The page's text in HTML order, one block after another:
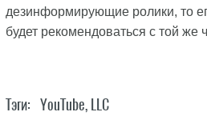
дезинформирующие ролики, то
будет рекомендоваться с той же
Тэги: YouTube, LLC